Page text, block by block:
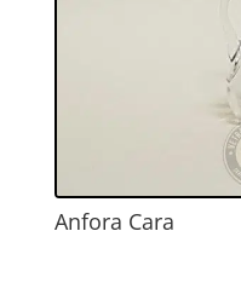
Anfora Cara